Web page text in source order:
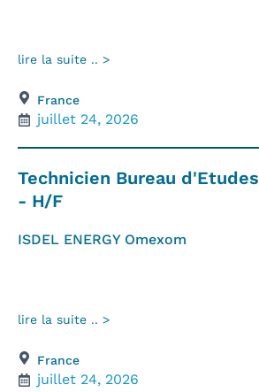
lire la suite .. >
France
juillet 24, 2026
Technicien Bureau d'Etudes
- H/F
ISDEL ENERGY Omexom
lire la suite .. >
France
juillet 24, 2026